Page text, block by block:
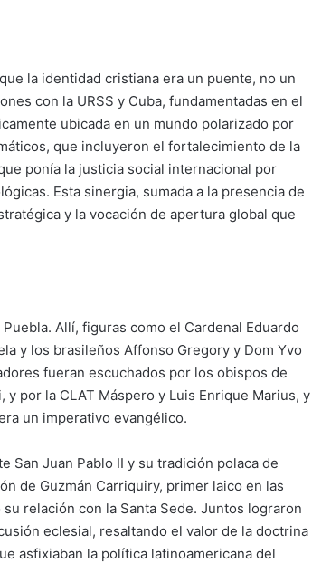
la identidad cristiana era un puente, no un
con la URSS y Cuba, fundamentadas en el
ubicada en un mundo polarizado por
que incluyeron el fortalecimiento de la
ponía la justicia social internacional por
Esta sinergia, sumada a la presencia de
y la vocación de apertura global que
Allí, figuras como el Cardenal Eduardo
y los brasileños Affonso Gregory y Dom Yvo
fueran escuchados por los obispos de
por la CLAT Máspero y Luis Enrique Marius, y
un imperativo evangélico.
San Juan Pablo II y su tradición polaca de
de Guzmán Carriquiry, primer laico en las
relación con la Santa Sede. Juntos lograron
eclesial, resaltando el valor de la doctrina
asfixiaban la política latinoamericana del